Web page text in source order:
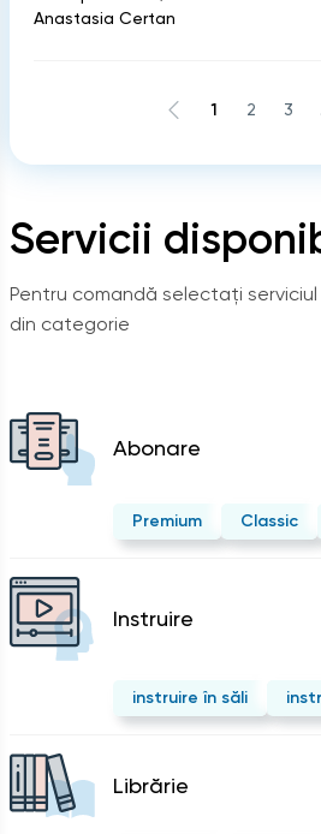
Servicii
Pentru comandă selectați
din categorie
Abonare
Premium Classic
Instruire
instruire în săli
Librărie
Anastasia Certan
1 2 3